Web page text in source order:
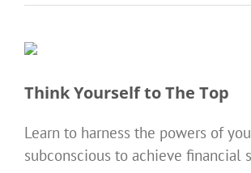
Think Yourself to The Top
Learn to harness the powers of
subconscious to achieve financial